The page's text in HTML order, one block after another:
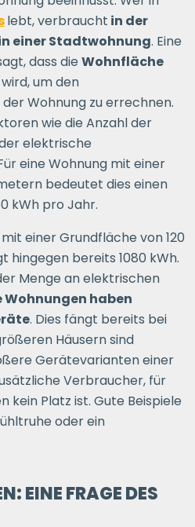
lebt, verbraucht in der
einer Stadtwohnung. Eine
dass die Wohnfläche
wird, um den
der Wohnung zu errechnen.
wie die Anzahl der
elektrische
eine Wohnung mit einer
bedeutet dies einen
kWh pro Jahr.
einer Grundfläche von 120
bereits 1080 kWh.
Menge an elektrischen
Wohnungen haben
. Dies fängt bereits bei
Häusern sind
Gerätevarianten einer
Verbraucher, für
kein Platz ist. Gute Beispiele
oder ein
EINE FRAGE DES